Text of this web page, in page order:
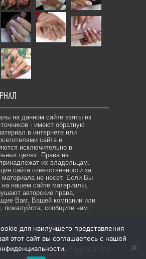
на данном сайте взяты из
- имеют обратную
в интернете или
сайта и
исключительно в
целях. Права на
их владельцам.
сайта ответственности за
материала не несет. Если Вы
нашем сайте материалы,
авторские права,
Вам, Вашей компании или
пожалуйста, сообщите нам.
All Rights Reserved. Же-ЖУР все права
защищены
для наилучшего представления
этот сайт вы соглашаетесь с нашей